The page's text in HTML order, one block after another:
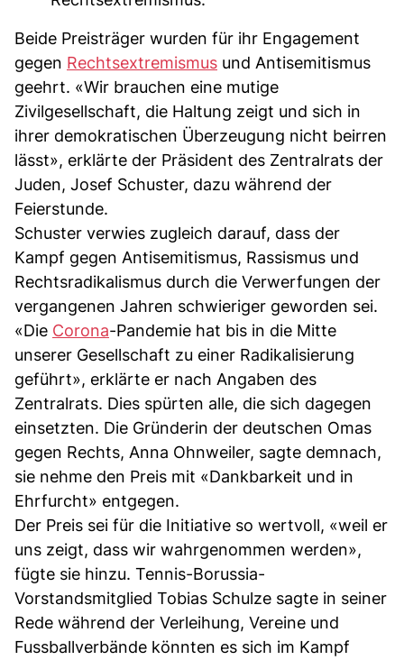
Beide Preisträger wurden für ihr Engagement
gegen Rechtsextremismus und Antisemitismus
geehrt. «Wir brauchen eine mutige
Zivilgesellschaft, die Haltung zeigt und sich in
ihrer demokratischen Überzeugung nicht beirren
lässt», erklärte der Präsident des Zentralrats der
Juden, Josef Schuster, dazu während der
Feierstunde.
Schuster verwies zugleich darauf, dass der
Kampf gegen Antisemitismus, Rassismus und
Rechtsradikalismus durch die Verwerfungen der
vergangenen Jahren schwieriger geworden sei.
«Die Corona-Pandemie hat bis in die Mitte
unserer Gesellschaft zu einer Radikalisierung
geführt», erklärte er nach Angaben des
Zentralrats. Dies spürten alle, die sich dagegen
einsetzten. Die Gründerin der deutschen Omas
gegen Rechts, Anna Ohnweiler, sagte demnach,
sie nehme den Preis mit «Dankbarkeit und in
Ehrfurcht» entgegen.
Der Preis sei für die Initiative so wertvoll, «weil er
uns zeigt, dass wir wahrgenommen werden»,
fügte sie hinzu. Tennis-Borussia-
Vorstandsmitglied Tobias Schulze sagte in seiner
Rede während der Verleihung, Vereine und
Fussballverbände könnten es sich im Kampf